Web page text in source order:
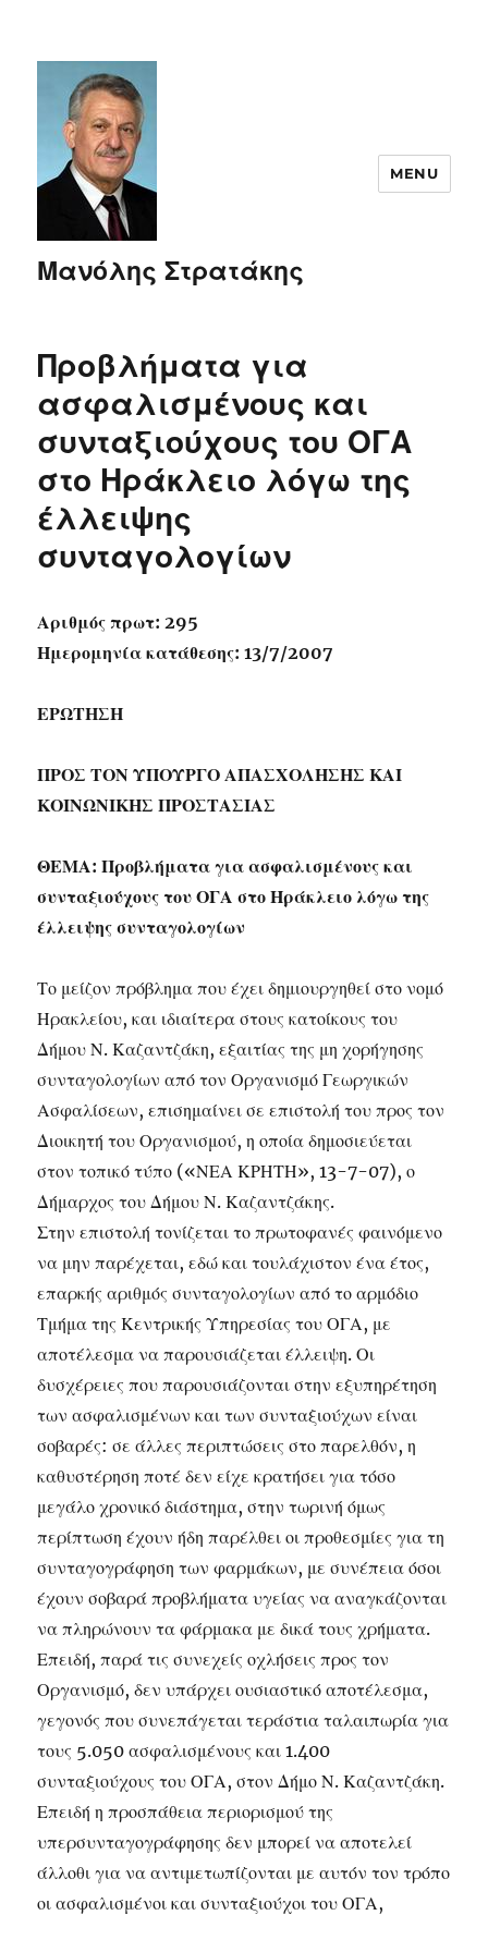
Μανόλης Στρατάκης
MENU
Προβλήματα για
ασφαλισμένους και
συνταξιούχους του ΟΓΑ
στο Ηράκλειο λόγω της
έλλειψης
συνταγολογίων
Αριθμός πρωτ: 295
Ημερομηνία κατάθεσης: 13/7/2007
ΕΡΩΤΗΣΗ
ΠΡΟΣ ΤΟΝ ΥΠΟΥΡΓΟ ΑΠΑΣΧΟΛΗΣΗΣ ΚΑΙ
ΚΟΙΝΩΝΙΚΗΣ ΠΡΟΣΤΑΣΙΑΣ
ΘΕΜΑ: Προβλήματα για ασφαλισμένους και
συνταξιούχους του ΟΓΑ στο Ηράκλειο λόγω της
έλλειψης συνταγολογίων
Το μείζον πρόβλημα που έχει δημιουργηθεί στο νομό
Ηρακλείου, και ιδιαίτερα στους κατοίκους του
Δήμου Ν. Καζαντζάκη, εξαιτίας της μη χορήγησης
συνταγολογίων από τον Οργανισμό Γεωργικών
Ασφαλίσεων, επισημαίνει σε επιστολή του προς τον
Διοικητή του Οργανισμού, η οποία δημοσιεύεται
στον τοπικό τύπο («ΝΕΑ ΚΡΗΤΗ», 13-7-07), ο
Δήμαρχος του Δήμου Ν. Καζαντζάκης.
Στην επιστολή τονίζεται το πρωτοφανές φαινόμενο
να μην παρέχεται, εδώ και τουλάχιστον ένα έτος,
επαρκής αριθμός συνταγολογίων από το αρμόδιο
Τμήμα της Κεντρικής Υπηρεσίας του ΟΓΑ, με
αποτέλεσμα να παρουσιάζεται έλλειψη. Οι
δυσχέρειες που παρουσιάζονται στην εξυπηρέτηση
των ασφαλισμένων και των συνταξιούχων είναι
σοβαρές: σε άλλες περιπτώσεις στο παρελθόν, η
καθυστέρηση ποτέ δεν είχε κρατήσει για τόσο
μεγάλο χρονικό διάστημα, στην τωρινή όμως
περίπτωση έχουν ήδη παρέλθει οι προθεσμίες για τη
συνταγογράφηση των φαρμάκων, με συνέπεια όσοι
έχουν σοβαρά προβλήματα υγείας να αναγκάζονται
να πληρώνουν τα φάρμακα με δικά τους χρήματα.
Επειδή, παρά τις συνεχείς οχλήσεις προς τον
Οργανισμό, δεν υπάρχει ουσιαστικό αποτέλεσμα,
γεγονός που συνεπάγεται τεράστια ταλαιπωρία για
τους 5.050 ασφαλισμένους και 1.400
συνταξιούχους του ΟΓΑ, στον Δήμο Ν. Καζαντζάκη.
Επειδή η προσπάθεια περιορισμού της
υπερσυνταγογράφησης δεν μπορεί να αποτελεί
άλλοθι για να αντιμετωπίζονται με αυτόν τον τρόπο
οι ασφαλισμένοι και συνταξιούχοι του ΟΓΑ,